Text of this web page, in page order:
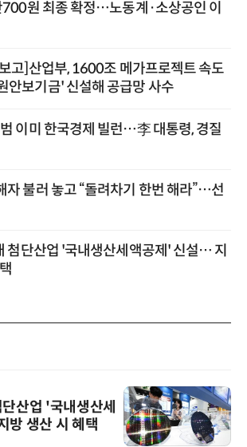
원 최종 확정…노동계·소상공인 이
고]산업부, 1600조 메가프로젝트 속도
보기금' 신설해 공급망 사수
이미 한국경제 빌런…李 대통령, 경질
자 불러 놓고 “돌려차기 한번 해라”…선
첨단산업 '국내생산세액공제' 신설… 지
산업 '국내생산세
방 생산 시 혜택